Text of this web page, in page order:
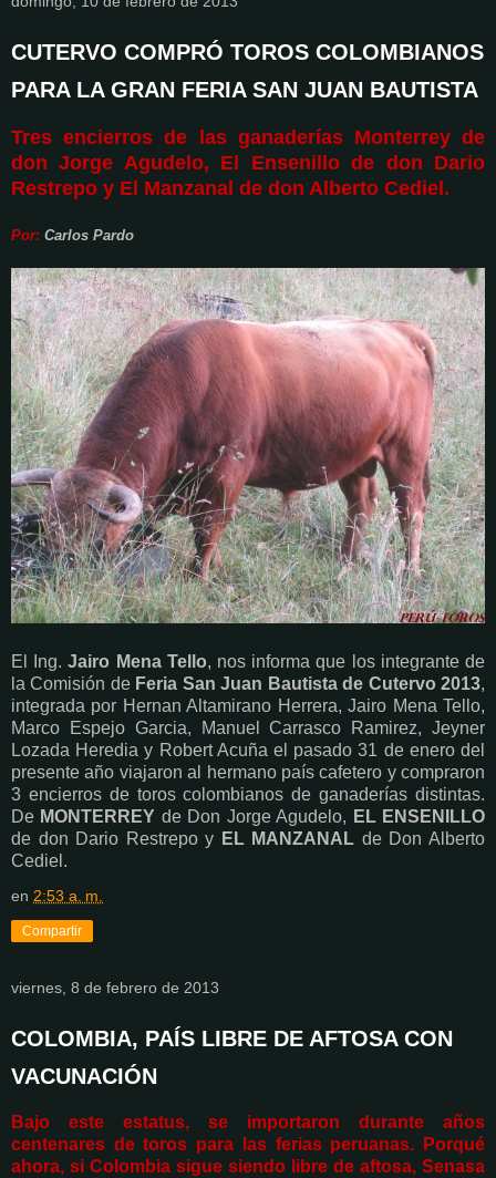
CUTERVO COMPRÓ TOROS COLOMBIANOS
PARA LA GRAN FERIA SAN JUAN BAUTISTA
Tres encierros de las ganaderías Monterrey de
don Jorge Agudelo, El Ensenillo de don Dario
Restrepo y El Manzanal de don Alberto Cediel.
Por: Carlos Pardo
El Ing.Jairo Mena Tello, nos informa que los integrante de
la Comisión de Feria San Juan Bautista de Cutervo 2013,
integrada por Hernan Altamirano Herrera, Jairo Mena Tello,
Marco Espejo Garcia, Manuel Carrasco Ramirez, Jeyner
Lozada Heredia y Robert Acuña el pasado 31 de enero del
presente año viajaron al hermano país cafetero y compraron
3 encierros de toros colombianos de ganaderías distintas.
De MONTERREY de Don Jorge Agudelo, EL ENSENILLO
de don Dario Restrepo y EL MANZANAL de Don Alberto
Cediel.
en 2:53 a. m.
Compartir
viernes, 8 de febrero de 2013
COLOMBIA, PAÍS LIBRE DE AFTOSA CON
VACUNACIÓN
Bajo este estatus, se importaron durante años
centenares de toros para las ferias peruanas. Porqué
ahora, si Colombia sigue siendo libre de aftosa, Senasa